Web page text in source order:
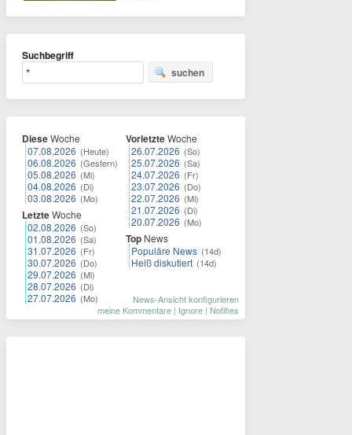
Suchbegriff
suchen
DieseWoche
07.08.2026 (Heute)
06.08.2026 (Gestern)
05.08.2026 (Mi)
04.08.2026 (Di)
03.08.2026 (Mo)
LetzteWoche
02.08.2026 (So)
01.08.2026 (Sa)
31.07.2026 (Fr)
30.07.2026 (Do)
29.07.2026 (Mi)
28.07.2026 (Di)
27.07.2026 (Mo)
VorletzteWoche
26.07.2026 (So)
25.07.2026 (Sa)
24.07.2026 (Fr)
23.07.2026 (Do)
22.07.2026 (Mi)
21.07.2026 (Di)
20.07.2026 (Mo)
Top News
Populäre News (14d)
Heiß diskutiert (14d)
News-Ansicht konfigurieren
meine Kommentare | Ignore | Notifies